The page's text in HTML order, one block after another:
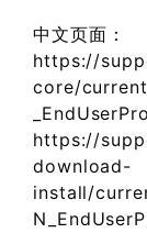
中文页面：
https://
core/
https://
download-
install/